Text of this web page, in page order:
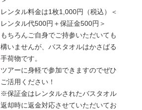
レンタル料金は1枚1,000円（税込）＜
レンタル代500円＋保証金500円＞
もちろんご自身でご持参いただいても
構いませんが、バスタオルはかさばる
手荷物です。
ツアーに身軽で参加できますのでぜひ
ご活用ください！
※保証金はレンタルされたバスタオル
返却時に返金対応させていただいてお